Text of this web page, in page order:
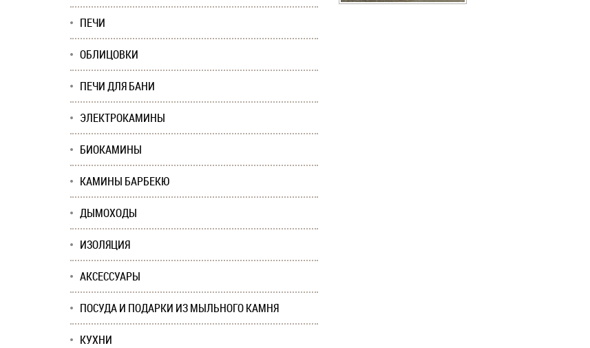
ПЕЧИ
ОБЛИЦОВКИ
ПЕЧИ ДЛЯ БАНИ
ЭЛЕКТРОКАМИНЫ
БИОКАМИНЫ
КАМИНЫ БАРБЕКЮ
ДЫМОХОДЫ
ИЗОЛЯЦИЯ
АКСЕССУАРЫ
ПОСУДА И ПОДАРКИ ИЗ МЫЛЬНОГО КАМНЯ
КУХНИ